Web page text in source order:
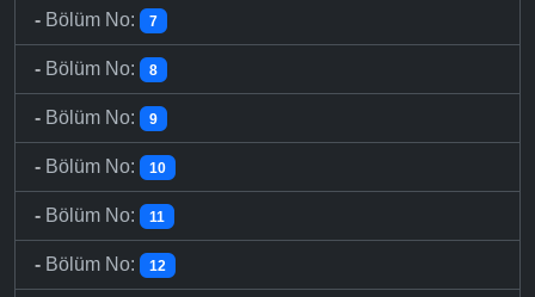
- Bölüm No: 7
- Bölüm No: 8
- Bölüm No: 9
- Bölüm No: 10
- Bölüm No: 11
- Bölüm No: 12